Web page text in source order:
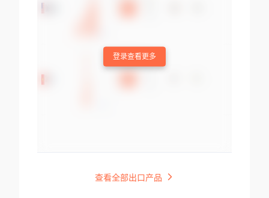
登录查看更多
查看全部出口产品